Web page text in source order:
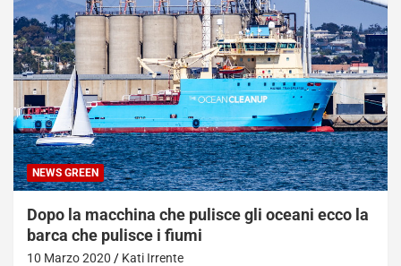
NEWS GREEN
Dopo la macchina che pulisce gli oceani ecco la
barca che pulisce i fiumi
10 Marzo 2020 Kati Irrente